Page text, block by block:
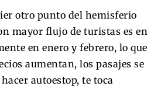
otro punto del hemisferio
mayor flujo de turistas es en
en enero y febrero, lo que
aumentan, los pasajes se
autoestop, te toca